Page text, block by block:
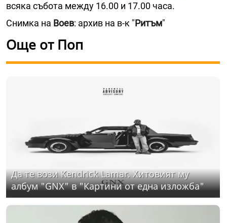
всяка събота между 16.00 и 17.00 часа.
Снимка на Воев: архив на в-к "Ритъм"
Още от Поп
Да те вози Kendrick Lamar. Хитовият му
албум "GNX" в "Картини от една изложба"